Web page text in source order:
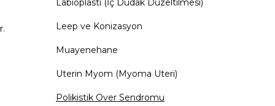
Labioplasti (İç Dudak Düzeltilmesi)
Leep ve Konizasyon
Muayenehane
Uterin Myom (Myoma Uteri)
Polikistik Over Sendromu